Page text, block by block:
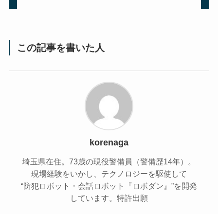
この記事を書いた人
korenaga
埼玉県在住。73歳の現役警備員（警備歴14年）。
現場経験をいかし、テクノロジーを駆使して
“防犯ロボット・会話ロボット『ロボダン』”を開発
しています。特許出願